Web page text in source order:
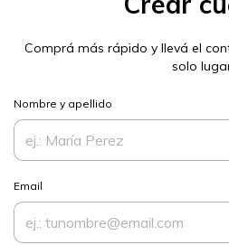
Comprá más rápido y llevá el
solo
Nombre y apellido
Email